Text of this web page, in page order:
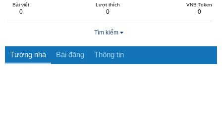
Bài viết
0
Lượt thích
0
VNB Token
0
Tìm kiếm
Tường nhà Bài đăng Thông tin